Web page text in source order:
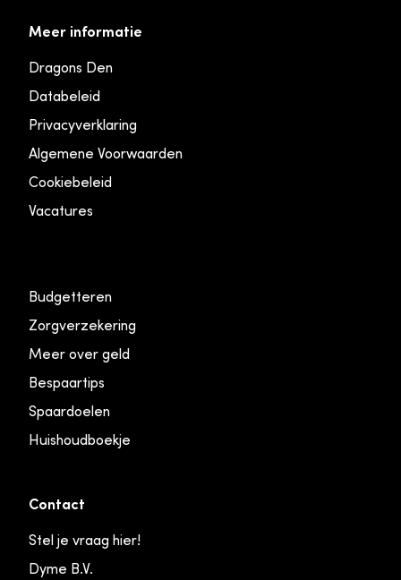
Meer informatie
Dragons Den
Databeleid
Privacyverklaring
Algemene Voorwaarden
Cookiebeleid
Vacatures
Budgetteren
Zorgverzekering
Meer over geld
Bespaartips
Spaardoelen
Huishoudboekje
Contact
Stel je vraag hier!
Dyme B.V.